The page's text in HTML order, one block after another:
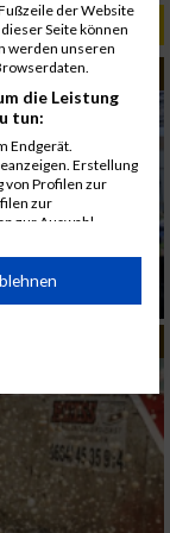
MUD RACE
der Website
Seite können
werden unseren
die Leistung
tun:
Endgerät.
Erstellung
von Profilen zur
zur
zur Auswahl
Statistiken oder
und
und in die